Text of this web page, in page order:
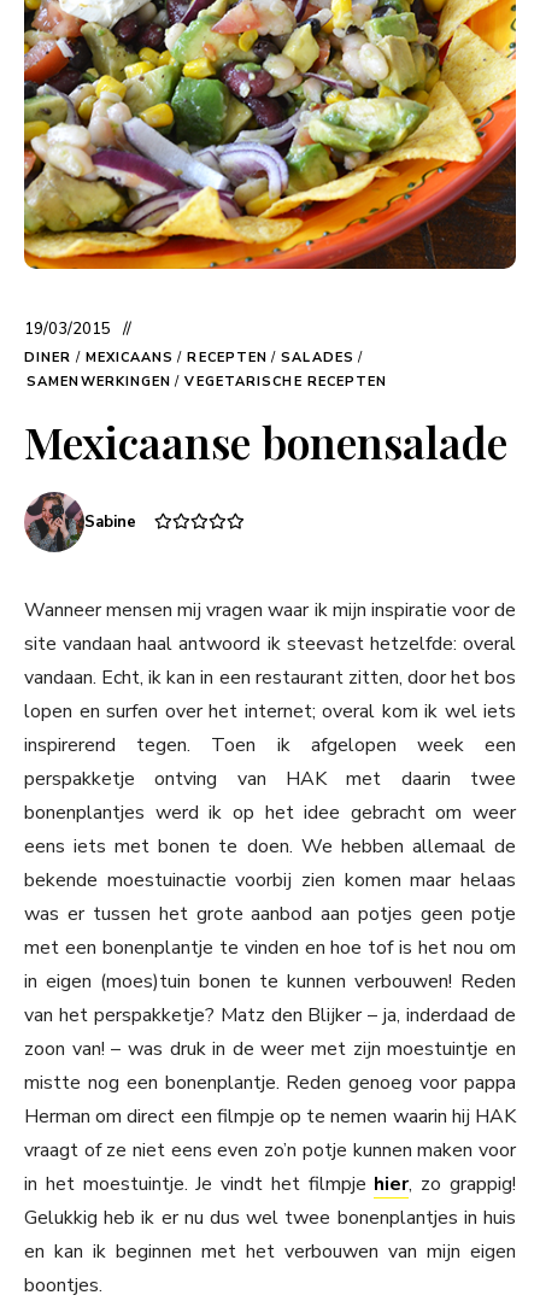
19/03/2015
DINER / MEXICAANS / RECEPTEN / SALADES /
SAMENWERKINGEN / VEGETARISCHE RECEPTEN
Mexicaanse bonensalade
Sabine
Wanneer mensen mij vragen waar ik mijn inspiratie voor de
site vandaan haal antwoord ik steevast hetzelfde: overal
vandaan. Echt, ik kan in een restaurant zitten, door het bos
lopen en surfen over het internet; overal kom ik wel iets
inspirerend tegen. Toen ik afgelopen week een
perspakketje ontving van HAK met daarin twee
bonenplantjes werd ik op het idee gebracht om weer
eens iets met bonen te doen. We hebben allemaal de
bekende moestuinactie voorbij zien komen maar helaas
was er tussen het grote aanbod aan potjes geen potje
met een bonenplantje te vinden en hoe tof is het nou om
in eigen (moes)tuin bonen te kunnen verbouwen! Reden
van het perspakketje? Matz den Blijker – ja, inderdaad de
zoon van! – was druk in de weer met zijn moestuintje en
mistte nog een bonenplantje. Reden genoeg voor pappa
Herman om direct een filmpje op te nemen waarin hij HAK
vraagt of ze niet eens even zo’n potje kunnen maken voor
in het moestuintje. Je vindt het filmpje hier, zo grappig!
Gelukkig heb ik er nu dus wel twee bonenplantjes in huis
en kan ik beginnen met het verbouwen van mijn eigen
boontjes.